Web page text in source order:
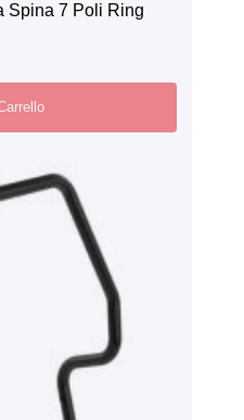
Spina 7 Poli Ring